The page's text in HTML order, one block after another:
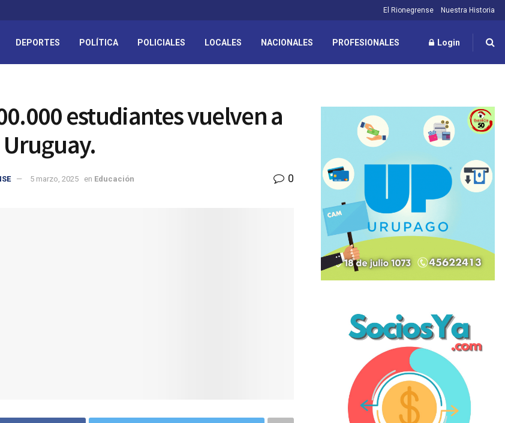
El Rionegrense Nuestra Historia
DEPORTES POLÍTICA POLICIALES LOCALES NACIONALES PROFESIONALES Login
estudiantes vuelven a
5 marzo, 2025 en Educación 0